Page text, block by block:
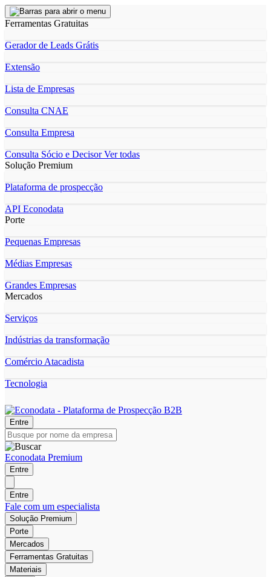
Ferramentas Gratuitas
Gerador de Leads Grátis
Extensão
Lista de Empresas
Consulta CNAE
Consulta Empresa
Consulta Sócio e DecisorVer todas
Solução Premium
Plataforma de prospecção
API Econodata
Porte
Pequenas Empresas
Médias Empresas
Grandes Empresas
Mercados
Serviços
Indústrias da transformação
Comércio Atacadista
Tecnologia
Entre
Econodata Premium
Entre
Entre
Fale com um especialista
Solução Premium
Porte
Mercados
Ferramentas Gratuitas
Materiais